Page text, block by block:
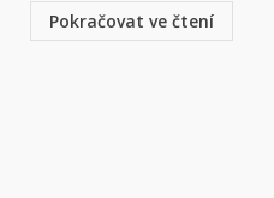
Pokračovat ve čtení